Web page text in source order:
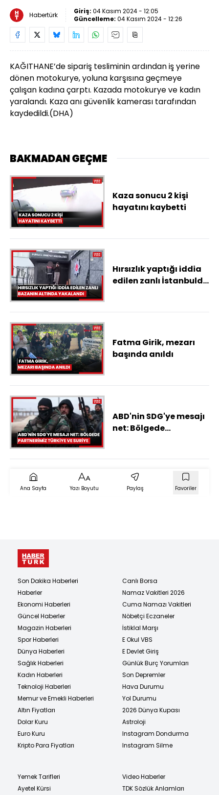
Habertürk Giriş: 04 Kasım 2024 - 12:05
Güncelleme: 04 Kasım 2024 - 12:26
KAĞITHANE’de sipariş tesliminin ardından iş yerine
dönen motokurye, yoluna karşısına geçmeye
çalışan kadına çarptı. Kazada motokurye ve kadın
yaralandı. Kaza anı güvenlik kamerası tarafından
kaydedildi.(DHA)
BAKMADAN GEÇME
Kaza sonucu 2 kişi
hayatını kaybetti
Hırsızlık yaptığı iddia
edilen zanlı İstanbulda
Fatma Girik, mezarı
başında anıldı
ABD'nin SDG'ye mesajı
net: Bölgede
Ana Sayfa Yazı Boyutu Paylaş Favoriler
Son Dakika Haberleri
Haberler
Ekonomi Haberleri
Güncel Haberler
Magazin Haberleri
Spor Haberleri
Dünya Haberleri
Sağlık Haberleri
Kadın Haberleri
Teknoloji Haberleri
Memur ve Emekli Haberleri
Altın Fiyatları
Dolar Kuru
Euro Kuru
Kripto Para Fiyatları
Canlı Borsa
Namaz Vakitleri 2026
Cuma Namazı Vakitleri
Nöbetçi Eczaneler
İstiklal Marşı
E Okul VBS
E Devlet Giriş
Günlük Burç Yorumları
Son Depremler
Hava Durumu
Yol Durumu
2026 Dünya Kupası
Astroloji
Instagram Dondurma
Instagram Silme
Yemek Tarifleri
Ayetel Kürsi
Video Haberler
TDK Sözlük Anlamları